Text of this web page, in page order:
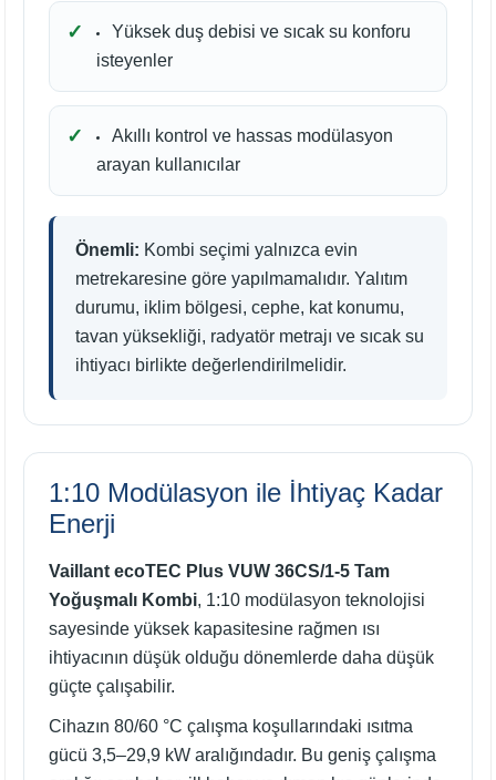
Yüksek duş debisi ve sıcak su konforu
isteyenler
Akıllı kontrol ve hassas modülasyon
arayan kullanıcılar
Önemli: Kombi seçimi yalnızca evin
metrekaresine göre yapılmamalıdır. Yalıtım
durumu, iklim bölgesi, cephe, kat konumu,
tavan yüksekliği, radyatör metrajı ve sıcak su
ihtiyacı birlikte değerlendirilmelidir.
1:10 Modülasyon ile İhtiyaç Kadar
Enerji
Vaillant ecoTEC Plus VUW 36CS/1-5 Tam
Yoğuşmalı Kombi, 1:10 modülasyon teknolojisi
sayesinde yüksek kapasitesine rağmen ısı
ihtiyacının düşük olduğu dönemlerde daha düşük
güçte çalışabilir.
Cihazın 80/60 °C çalışma koşullarındaki ısıtma
gücü 3,5–29,9 kW aralığındadır. Bu geniş çalışma